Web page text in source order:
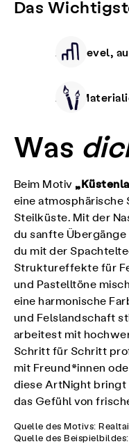
Das
Alle Level,
Alle
Was
Beim Motiv
eine atmosphärische
Steilküste. Mit der
du sanfte Übergänge
du mit der
Struktureffekte für
und Pastelltöne
eine harmonische
und Felslandschaft
arbeitest mit
Schritt für Schritt
mit Freund*innen
diese ArtNight bringt
das Gefühl von
Quelle des Motivs:
Quelle des